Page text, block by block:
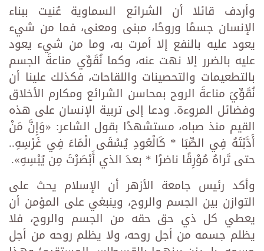
وأردف قائلا أن الشرائع السماوية عُنيت ببناء
الإنسان جسمًا وروحًا، مبنى ومعنى، فما من شيء
يعود ‏عليه بالنفع إلا أمرت به، وما من شيء يعود
عليه بالضرر إلا نهت عنه، ‏وكما نُقَوِّي مناعةَ الجسم
‏بالتطعيمات والتحصينات واللقاحات، فكذلك علينا أن
نُقَوِّيَ مناعةَ ‏الروح بمحاسن الشرائع ومكارم الأخلاق
‏وفضائل المروءة. ودعا إلى تربية الإنسان على هذه
القيم منذ صباه، مستشهدًا بقول الشاعر: «وَإِنَّ مَنْ
‏أَدَّبْتَهُ فِي الصِّبَا * كَالْعُودِ يُسْقَى الْمَاءَ فِي غَرْسِهِ..
حتى تَراهُ مُوْرِقًا ناضرًا * بعدَ الذي أَبْصَرْتَ مِن يُبْسِهِ».‏
وأكد رئيس جامعة الأزهر أن الإسلام يحث على
التوازن بين الجسم والروح، وينبغي على المؤمن أن
يعطي ‏كل ذي حق حقه من الجسم والروح، فلا
يظلم جسمه من أجل ‏روحه، ولا يظلم روحه من أجل